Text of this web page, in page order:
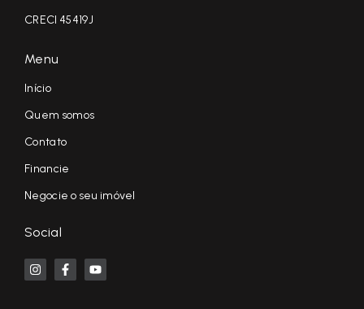
CRECI 45419J
Menu
Início
Quem somos
Contato
Financie
Negocie o seu imóvel
Social